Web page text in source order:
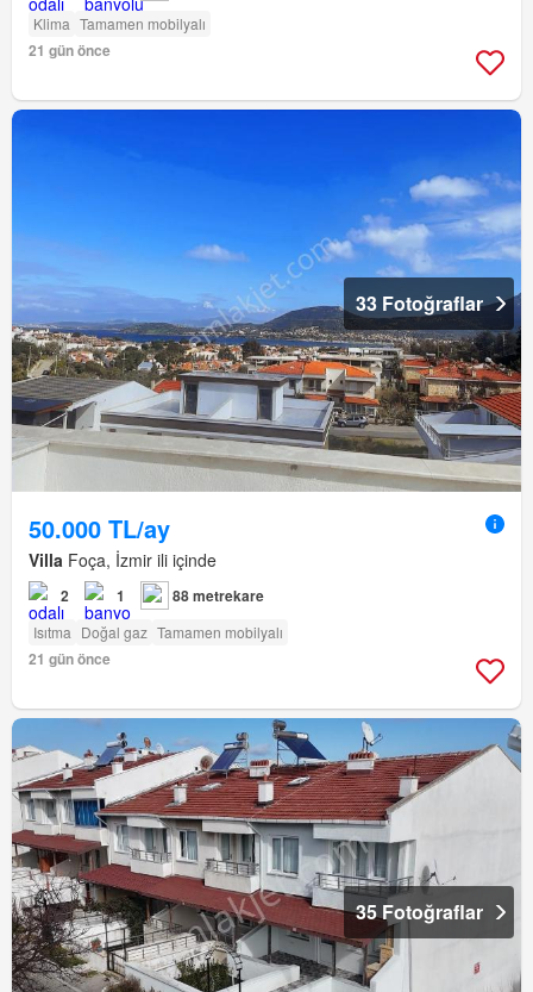
Klima Tamamen mobilyalı
21 gün önce
33 Fotoğraflar
50.000 TL/ay
Villa Foça, İzmir ili içinde
2 1 88 metrekare
Isıtma Doğal gaz Tamamen mobilyalı
21 gün önce
35 Fotoğraflar